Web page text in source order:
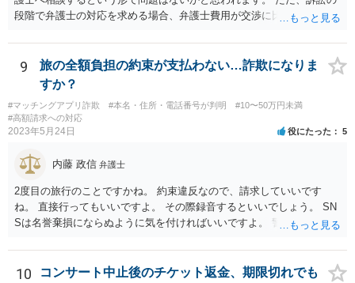
段階で弁護士の対応を求める場合、弁護士費用が交渉に比べて高くな
のかを考えておく必要があるでしょう。
9
旅の全額負担の約束が支払わない…詐欺になりま
すか？
#マッチングアプリ詐欺 #本名・住所・電話番号が判明
#10〜50万円未満
#高額請求への対応
2023年5月24日 役にたった 5
内藤 政信 弁護士
2度目の旅行のことですかね。 約束違反なので、請求していいです
ね。 直接行ってもいいですよ。 その際録音するといいでしょう。 SN
Sは名誉棄損にならぬように気を付ければいいですよ。 警察に行って
10
コンサート中止後のチケット返金、期限切れでも